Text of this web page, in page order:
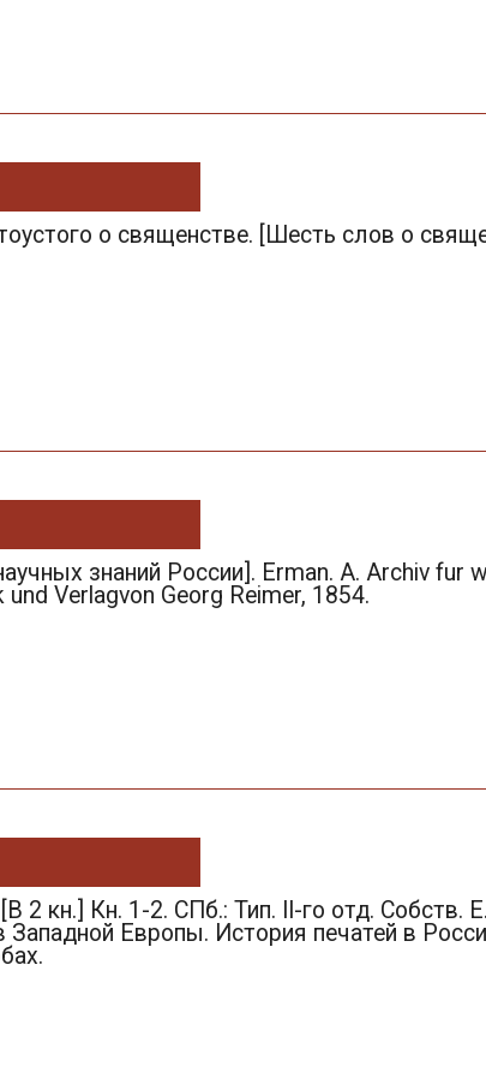
о священстве. [Шесть слов о
знаний России]. Erman. A. Archiv fur
Verlagvon Georg Reimer, 1854.
2 кн.] Кн. 1-2. СПб.: Тип. II-го отд. Собств.
Западной Европы. История печатей в